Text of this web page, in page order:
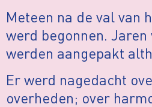
Meteen na de val van
werd begonnen.
werden aangepakt
Er werd nagedacht
overheden; over